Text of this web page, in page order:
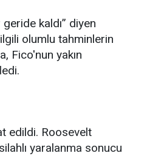
kaldı” diyen
ilgili olumlu tahminlerin
Fico'nun yakın
edildi. Roosevelt
yaralanma sonucu